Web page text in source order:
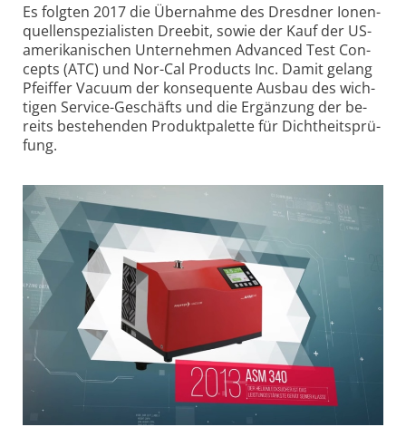
Es folg­ten 2017 die Über­nahme des Dres­dner Ionen­
quel­len­spezi­alis­ten Dree­bit, sowie der Kauf der US-
ame­rikani­schen Unter­neh­men Ad­van­ced Test Con­
cepts (ATC) und Nor-Cal Pro­ducts Inc. Damit ge­lang
Pfeif­fer Va­cuum der kon­se­quente Aus­bau des wich­
tigen Ser­vice-Ge­schäfts und die Er­gän­zung der be­
reits beste­hen­den Pro­dukt­pa­lette für Dicht­heits­prü­
fung.